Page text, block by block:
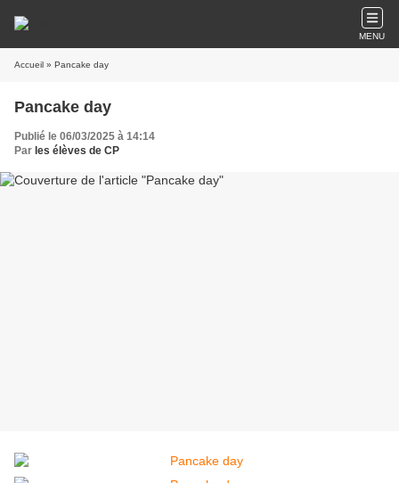
MENU
Accueil » Pancake day
Pancake day
Publié le 06/03/2025 à 14:14
Par les élèves de CP